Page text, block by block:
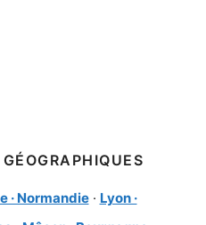
· Normandie· Lyon ·